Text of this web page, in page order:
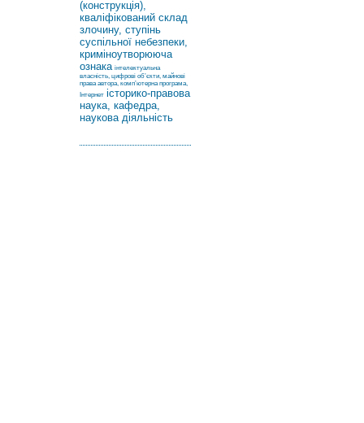
(конструкція),
кваліфікований склад
злочину, ступінь
суспільної небезпеки,
криміноутворююча
ознака інтелектуальна
власність, цифрові об’єкти, майнові
права автора, комп’ютерна програма,
Інтернет історико-правова
наука, кафедра,
наукова діяльність